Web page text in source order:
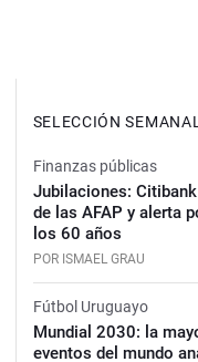
SELECCIÓN SEMANAL
Finanzas públicas
Jubilaciones:
de las AFAP y alerta
los 60 años
POR ISMAEL GRAU
Fútbol Uruguayo
Mundial 2030: la
eventos del mundo